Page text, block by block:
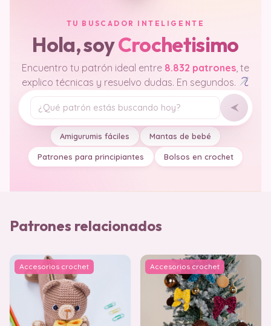
TU BUSCADOR INTELIGENTE
Hola, soyCrochetisimo
Encuentro tu patrón ideal entre 8.832 patrones , te
explico técnicas y resuelvo dudas. En segundos.
Tu pregunta
Amigurumis fáciles Mantas de bebé
Patrones para principiantes Bolsos en crochet
Patrones relacionados
Accesorios crochet Accesorios crochet